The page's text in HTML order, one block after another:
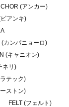
(アンカー)
アンキ)
カンパニョーロ)
(キャニオン)
ネリ)
テック)
ストン)
FELT (フェルト)